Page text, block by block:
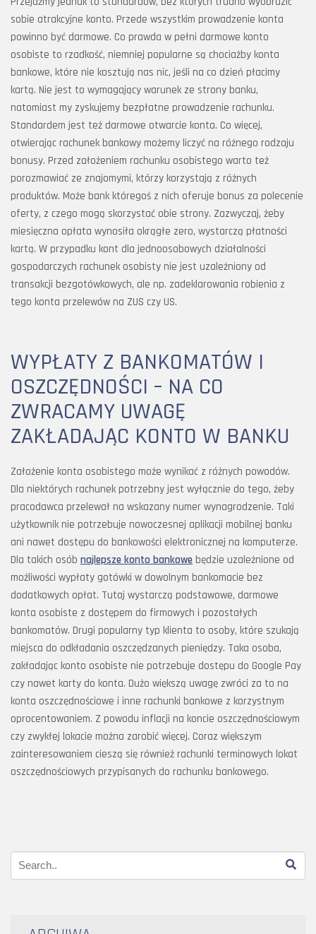
sobie atrakcyjne konto. Przede wszystkim prowadzenie konta
powinno być darmowe. Co prawda w pełni darmowe konto
osobiste to rzadkość, niemniej popularne są chociażby konta
bankowe, które nie kosztują nas nic, jeśli na co dzień płacimy
kartą. Nie jest to wymagający warunek ze strony banku,
natomiast my zyskujemy bezpłatne prowadzenie rachunku.
Standardem jest też darmowe otwarcie konta. Co więcej,
otwierając rachunek bankowy możemy liczyć na różnego rodzaju
bonusy. Przed założeniem rachunku osobistego warto też
porozmawiać ze znajomymi, którzy korzystają z różnych
produktów. Może bank któregoś z nich oferuje bonus za polecenie
oferty, z czego mogą skorzystać obie strony. Zazwyczaj, żeby
miesięczna opłata wynosiła okrągłe zero, wystarczą płatności
kartą. W przypadku kont dla jednoosobowych działalności
gospodarczych rachunek osobisty nie jest uzależniony od
transakcji bezgotówkowych, ale np. zadeklarowania robienia z
tego konta przelewów na ZUS czy US.
WYPŁATY Z BANKOMATÓW I
OSZCZĘDNOŚCI – NA CO
ZWRACAMY UWAGĘ
ZAKŁADAJĄC KONTO W BANKU
Założenie konta osobistego może wynikać z różnych powodów.
Dla niektórych rachunek potrzebny jest wyłącznie do tego, żeby
pracodawca przelewał na wskazany numer wynagrodzenie. Taki
użytkownik nie potrzebuje nowoczesnej aplikacji mobilnej banku
ani nawet dostępu do bankowości elektronicznej na komputerze.
Dla takich osób najlepsze konto bankowe będzie uzależnione od
możliwości wypłaty gotówki w dowolnym bankomacie bez
dodatkowych opłat. Tutaj wystarczą podstawowe, darmowe
konta osobiste z dostępem do firmowych i pozostałych
bankomatów. Drugi popularny typ klienta to osoby, które szukają
miejsca do odkładania oszczędzanych pieniędzy. Taka osoba,
zakładając konto osobiste nie potrzebuje dostępu do Google Pay
czy nawet karty do konta. Dużo większą uwagę zwróci za to na
konta oszczędnościowe i inne rachunki bankowe z korzystnym
oprocentowaniem. Z powodu inflacji na koncie oszczędnościowym
czy zwykłej lokacie można zarobić więcej. Coraz większym
zainteresowaniem cieszą się również rachunki terminowych lokat
oszczędnościowych przypisanych do rachunku bankowego.